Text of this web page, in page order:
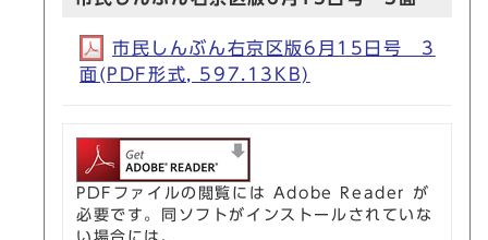
市民しんぶん右京区版6月15日号 3
面(PDF形式, 597.13KB)
PDFファイルの閲覧には Adobe Reader が
必要です。同ソフトがインストールされていな
い場合には、